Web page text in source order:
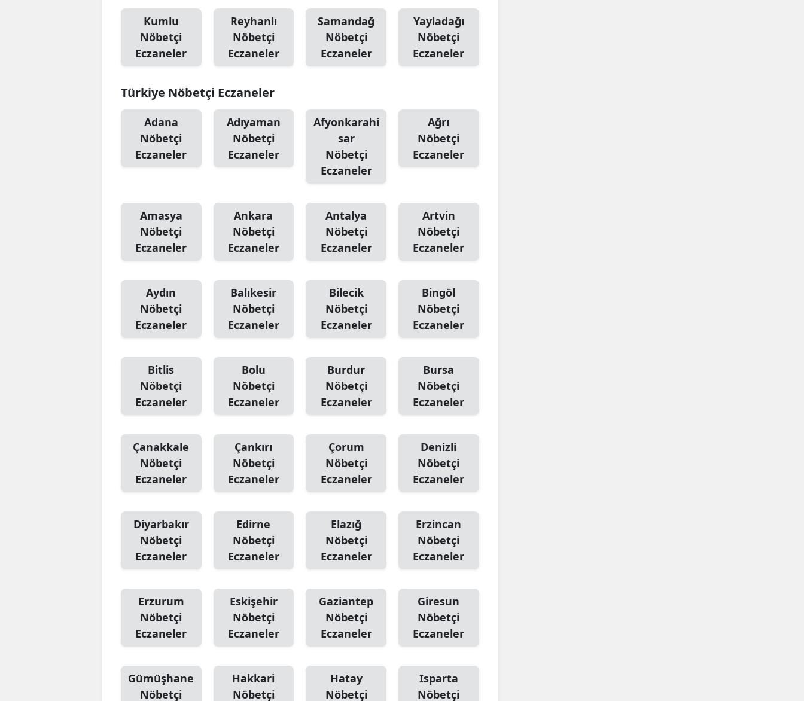
Kumlu
Nöbetçi
Eczaneler
Reyhanlı
Nöbetçi
Eczaneler
Samandağ
Nöbetçi
Eczaneler
Yayladağı
Nöbetçi
Eczaneler
Türkiye Nöbetçi Eczaneler
Adana
Nöbetçi
Eczaneler
Adıyaman
Nöbetçi
Eczaneler
Afyonkarahi
sar
Nöbetçi
Eczaneler
Ağrı
Nöbetçi
Eczaneler
Amasya
Nöbetçi
Eczaneler
Ankara
Nöbetçi
Eczaneler
Antalya
Nöbetçi
Eczaneler
Artvin
Nöbetçi
Eczaneler
Aydın
Nöbetçi
Eczaneler
Balıkesir
Nöbetçi
Eczaneler
Bilecik
Nöbetçi
Eczaneler
Bingöl
Nöbetçi
Eczaneler
Bitlis
Nöbetçi
Eczaneler
Bolu
Nöbetçi
Eczaneler
Burdur
Nöbetçi
Eczaneler
Bursa
Nöbetçi
Eczaneler
Çanakkale
Nöbetçi
Eczaneler
Çankırı
Nöbetçi
Eczaneler
Çorum
Nöbetçi
Eczaneler
Denizli
Nöbetçi
Eczaneler
Diyarbakır
Nöbetçi
Eczaneler
Edirne
Nöbetçi
Eczaneler
Elazığ
Nöbetçi
Eczaneler
Erzincan
Nöbetçi
Eczaneler
Erzurum
Nöbetçi
Eczaneler
Eskişehir
Nöbetçi
Eczaneler
Gaziantep
Nöbetçi
Eczaneler
Giresun
Nöbetçi
Eczaneler
Gümüşhane
Nöbetçi
Hakkari
Nöbetçi
Hatay
Nöbetçi
Isparta
Nöbetçi